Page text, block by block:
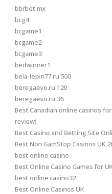
bbrbet mx
bcg4
bcgame1
bcgame2
bcgame3
bedwinner1
bela-lepin77.ru 500
beregaevo.ru 120
beregaevo.ru 36
Best Canadian online casinos
review)
Best Casino and Betting Site
Best Non GamStop Casinos UK
best online casino
Best Online Casino Games for
best online casino32
Best Online Casinos UK